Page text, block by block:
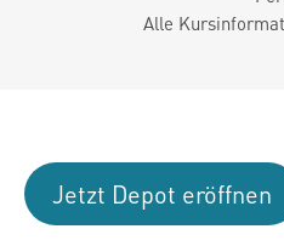
Alle
Jetzt Depot eröffnen